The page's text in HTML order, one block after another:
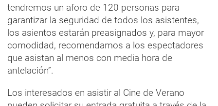
tendremos un aforo de 120 personas para
garantizar la seguridad de todos los asistentes,
los asientos estarán preasignados y, para mayor
comodidad, recomendamos a los espectadores
que asistan al menos con media hora de
antelación”.
Los interesados en asistir al Cine de Verano